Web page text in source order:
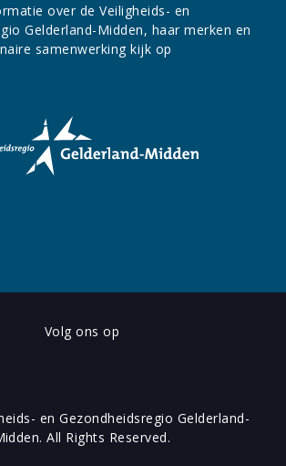
over de Veiligheids- en
Gelderland-Midden, haar merken en
samenwerking kijk op
Volg ons op
en Gezondheidsregio Gelderland-
All Rights Reserved.